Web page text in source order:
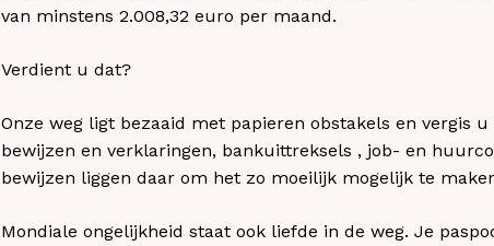
van minstens 2.008,32 euro per maand.
Verdient u dat?
Onze weg ligt bezaaid met papieren obstakels en vergis
bewijzen en verklaringen, bankuittreksels , job- en
bewijzen liggen daar om het zo moeilijk mogelijk te
Mondiale ongelijkheid staat ook liefde in de weg. Je